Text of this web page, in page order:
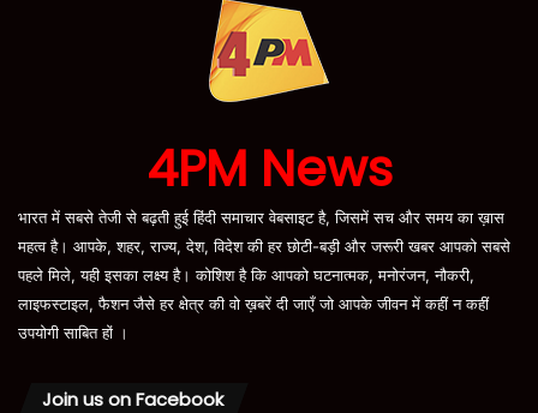
4PM News
भारत में सबसे तेजी से बढ़ती हुई हिंदी समाचार वेबसाइट है, जिसमें सच और समय का ख़ास
महत्व है। आपके, शहर, राज्य, देश, विदेश की हर छोटी-बड़ी और जरूरी खबर आपको सबसे
पहले मिले, यही इसका लक्ष्य है। कोशिश है कि आपको घटनात्मक, मनोरंजन, नौकरी,
लाइफस्टाइल, फैशन जैसे हर क्षेत्र की वो ख़बरें दी जाएँ जो आपके जीवन में कहीं न कहीं
उपयोगी साबित हों ।
Join us on Facebook